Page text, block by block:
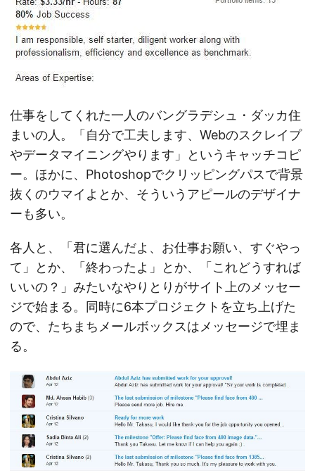
仕事をしてくれた一人のバングラデシュ・ダッカ住
まいの人。「自分で工夫します、Webのスクレイプ
やデータマイニングやります」というキャッチコピ
ー。ほかに、Photoshopでクリッピングパスで背景
抜くのウマイよとか、そういうアピールのデザイナ
ーも多い。
各人と、「君に選んだよ、お仕事お願い、すぐやっ
て」とか、「終わったよ」とか、「これどうすれば
いいの？」みたいなやりとりがサイト上のメッセー
ジで始まる。同時に6本プロジェクトを立ち上げた
ので、たちまちメールボックスはメッセージで埋ま
る。